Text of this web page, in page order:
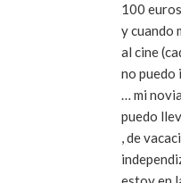
100
y cuando
al cine
no puedo
… mi
puedo
, de